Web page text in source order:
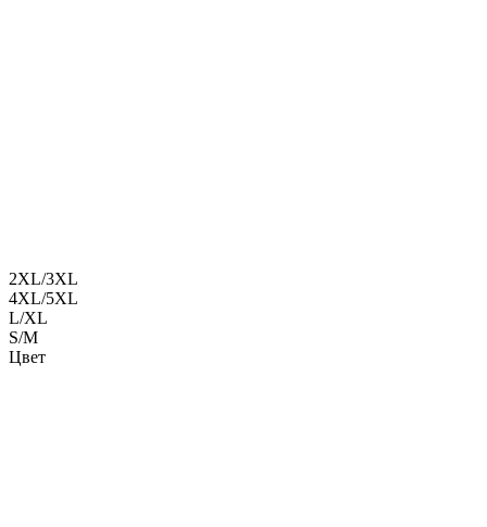
2XL/3XL
4XL/5XL
L/XL
S/M
Цвет